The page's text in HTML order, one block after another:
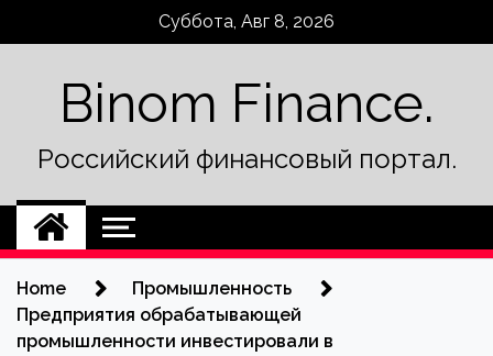
Суббота, Авг 8, 2026
Binom Finance.
Российский финансовый портал.
Home
Промышленность
Предприятия обрабатывающей
промышленности инвестировали в